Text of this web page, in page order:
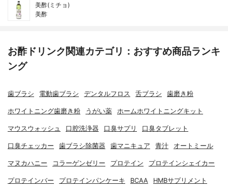
美酢(ミチョ)
美酢
お酢ドリンク関連カテゴリ：おすすめ商品ランキ
ング
歯ブラシ 電動歯ブラシ デンタルフロス 舌ブラシ 歯磨き粉
ホワイトニング歯磨き粉 うがい薬 ホームホワイトニングキット
マウスウォッシュ 口腔洗浄器 口臭サプリ 口臭タブレット
口臭チェッカー 歯ブラシ除菌器 歯マニキュア 青汁 オートミール
マヌカハニー コラーゲンゼリー プロテイン プロテインシェイカー
プロテインバー プロテインパンケーキ BCAA HMBサプリメント